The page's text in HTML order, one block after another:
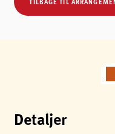
Detaljer
Cookie duration:
Cookie duration:
1 år